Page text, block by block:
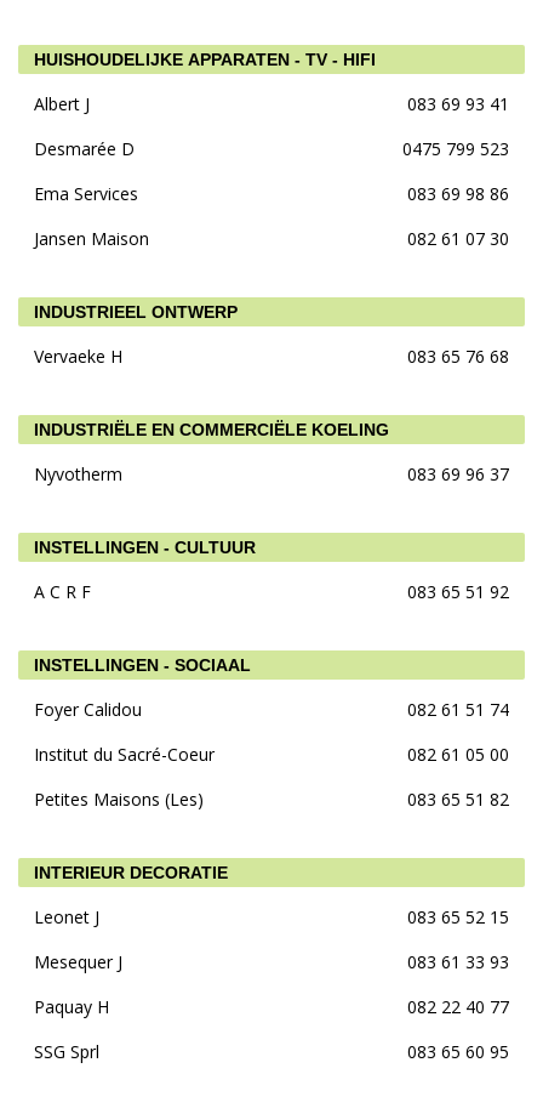
HUISHOUDELIJKE APPARATEN - TV - HIFI
Albert J
083 69 93 41
Desmarée D
0475 799 523
Ema Services
083 69 98 86
Jansen Maison
082 61 07 30
INDUSTRIEEL ONTWERP
Vervaeke H 083 65 76 68
INDUSTRIËLE EN COMMERCIËLE KOELING
Nyvotherm 083 69 96 37
INSTELLINGEN - CULTUUR
A C R F 083 65 51 92
INSTELLINGEN - SOCIAAL
Foyer Calidou
082 61 51 74
Institut du Sacré-Coeur
082 61 05 00
Petites Maisons (Les)
083 65 51 82
INTERIEUR DECORATIE
Leonet J
083 65 52 15
Mesequer J
083 61 33 93
Paquay H
082 22 40 77
SSG Sprl
083 65 60 95